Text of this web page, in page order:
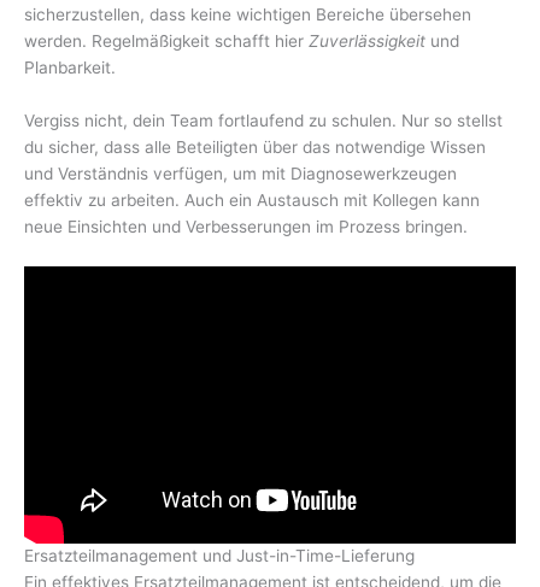
sicherzustellen, dass keine wichtigen Bereiche übersehen
werden. Regelmäßigkeit schafft hier Zuverlässigkeit und
Planbarkeit.
Vergiss nicht, dein Team fortlaufend zu schulen. Nur so stellst
du sicher, dass alle Beteiligten über das notwendige Wissen
und Verständnis verfügen, um mit Diagnosewerkzeugen
effektiv zu arbeiten. Auch ein Austausch mit Kollegen kann
neue Einsichten und Verbesserungen im Prozess bringen.
Ersatzteilmanagement und Just-in-Time-Lieferung
Ein effektives Ersatzteilmanagement ist entscheidend, um die